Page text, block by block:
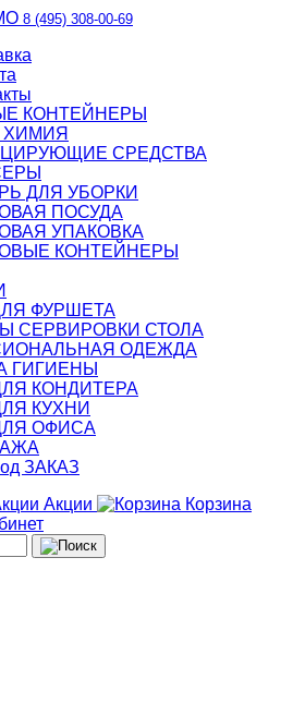
8 (495) 308-00-69
КОНТЕЙНЕРЫ
ХИМИЯ
СРЕДСТВА
ДЛЯ УБОРКИ
ПОСУДА
УПАКОВКА
КОНТЕЙНЕРЫ
ФУРШЕТА
СЕРВИРОВКИ СТОЛА
ОДЕЖДА
ГИГИЕНЫ
КОНДИТЕРА
КУХНИ
ОФИСА
ЗАКАЗ
Акции
Корзина